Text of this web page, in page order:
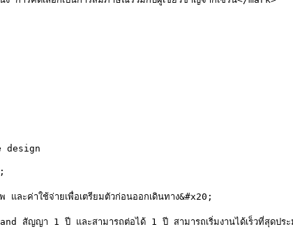
design
ะค่าใช้จ่ายเพื่อเตรียมตัวก่อนออกเดินทาง&#x20;
ญญา 1 ปี และสามารถต่อได้ 1 ปี สามารถเริ่มงานได้เร็วที่สุดปร